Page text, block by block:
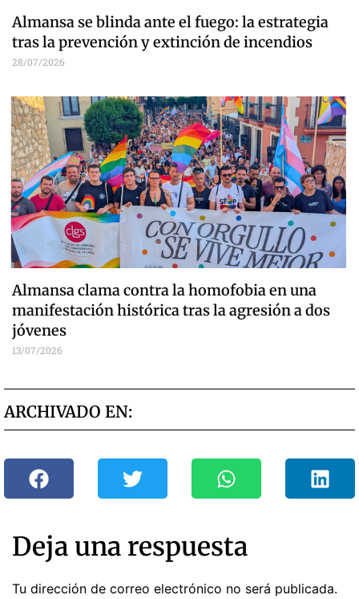
Almansa se blinda ante el fuego: la estrategia
tras la prevención y extinción de incendios
28/07/2026
Almansa clama contra la homofobia en una
manifestación histórica tras la agresión a dos
jóvenes
13/07/2026
ARCHIVADO EN:
Deja una respuesta
Tu dirección de correo electrónico no será publicada.